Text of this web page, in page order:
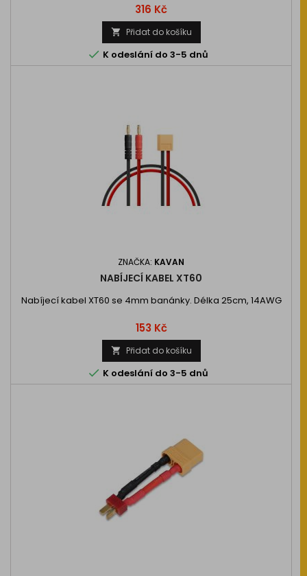
Cena
316 Kč
 Přidat do košíku
 K odeslání do 3-5 dnů
ZNAČKA: KAVAN
NABÍJECÍ KABEL XT60
Nabíjecí kabel XT60 se 4mm banánky. Délka 25cm, 14AWG
Cena
153 Kč
 Přidat do košíku
 K odeslání do 3-5 dnů